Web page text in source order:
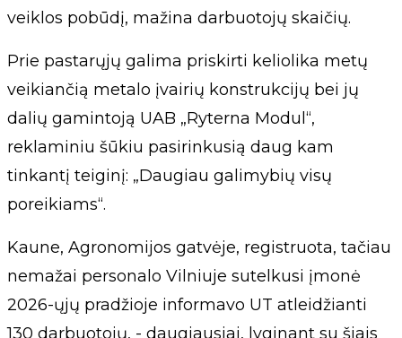
veiklos pobūdį, mažina darbuotojų skaičių.
Prie pastarųjų galima priskirti keliolika metų
veikiančią metalo įvairių konstrukcijų bei jų
dalių gamintoją UAB „Ryterna Modul“,
reklaminiu šūkiu pasirinkusią daug kam
tinkantį teiginį: „Daugiau galimybių visų
poreikiams“.
Kaune, Agronomijos gatvėje, registruota, tačiau
nemažai personalo Vilniuje sutelkusi įmonė
2026-ųjų pradžioje informavo UT atleidžianti
130 darbuotojų, - daugiausiai, lyginant su šiais